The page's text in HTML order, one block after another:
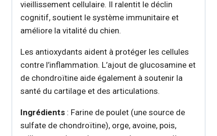
vieillissement cellulaire. Il ralentit le déclin
cognitif, soutient le système immunitaire et
améliore la vitalité du chien.
Les antioxydants aident à protéger les cellules
contre l’inflammation. L’ajout de glucosamine et
de chondroïtine aide également à soutenir la
santé du cartilage et des articulations.
Ingrédients : Farine de poulet (une source de
sulfate de chondroïtine), orge, avoine, pois,